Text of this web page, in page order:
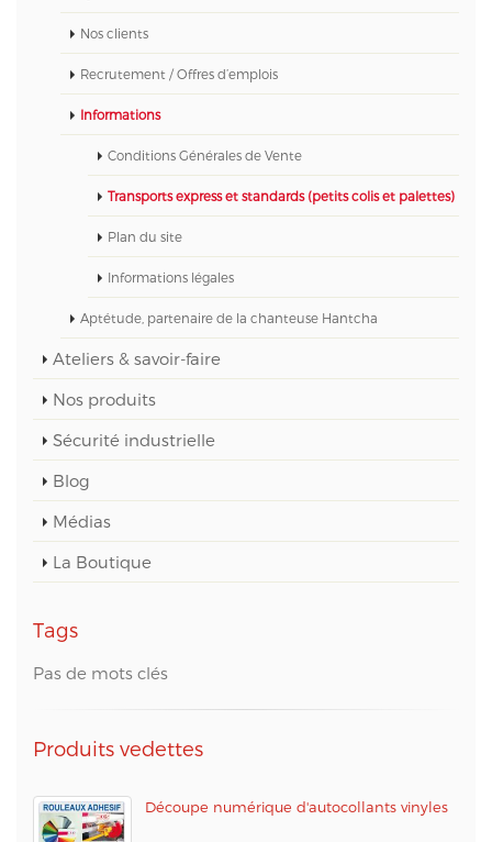
Nos clients
Recrutement / Offres d’emplois
Informations
Conditions Générales de Vente
Transports express et standards (petits colis et palettes)
Plan du site
Informations légales
Aptétude, partenaire de la chanteuse Hantcha
Ateliers & savoir-faire
Nos produits
Sécurité industrielle
Blog
Médias
La Boutique
Tags
Pas de mots clés
Produits vedettes
Découpe numérique d'autocollants vinyles